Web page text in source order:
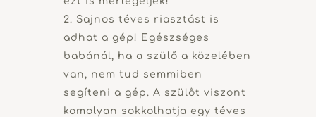
Sajnos téves riasztást is
adhat a gép! Egészséges
babánál, ha a szülő a közelében
van, nem tud semmiben
segíteni a gép. A szülőt viszont
komolyan sokkolhatja egy téves